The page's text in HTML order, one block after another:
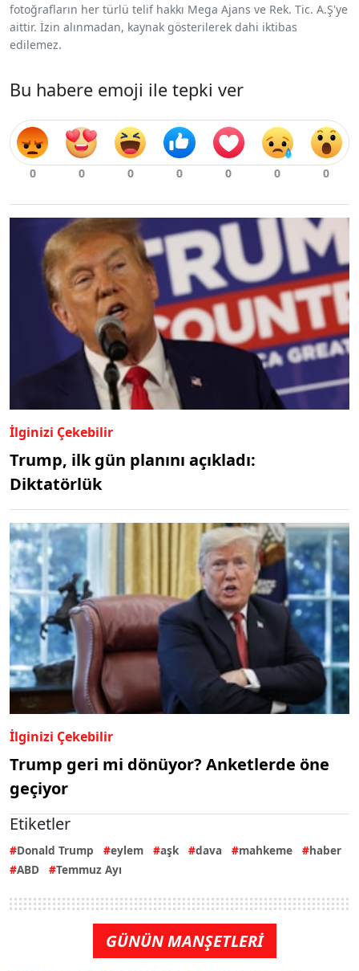
fotoğrafların her türlü telif hakkı Mega Ajans ve Rek. Tic. A.Ş'ye
aittir. İzin alınmadan, kaynak gösterilerek dahi iktibas
edilemez.
Bu habere emoji ile tepki ver
İlginizi Çekebilir
Trump, ilk gün planını açıkladı:
Diktatörlük
İlginizi Çekebilir
Trump geri mi dönüyor? Anketlerde öne
geçiyor
Etiketler
Donald Trump eylem aşk dava mahkeme
haber
ABD
Temmuz Ayı
GÜNÜN MANŞETLERİ